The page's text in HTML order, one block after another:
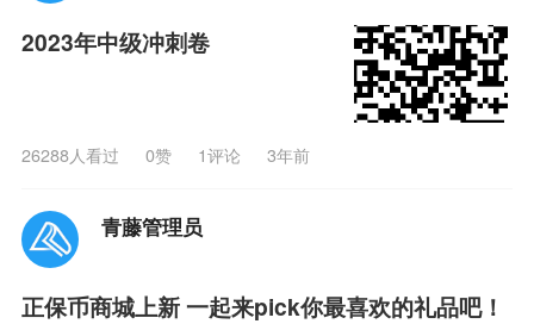
2023年中级冲刺卷
26288人看过 0赞 1评论 3年前
青藤管理员
正保币商城上新 一起来pick你最喜欢的礼品吧！